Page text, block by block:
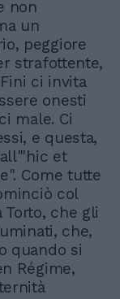
non
un
peggiore
strafottente,
ci invita
onesti
male. Ci
e questa,
et
Come tutte
col
che gli
che,
quando si
Régime,